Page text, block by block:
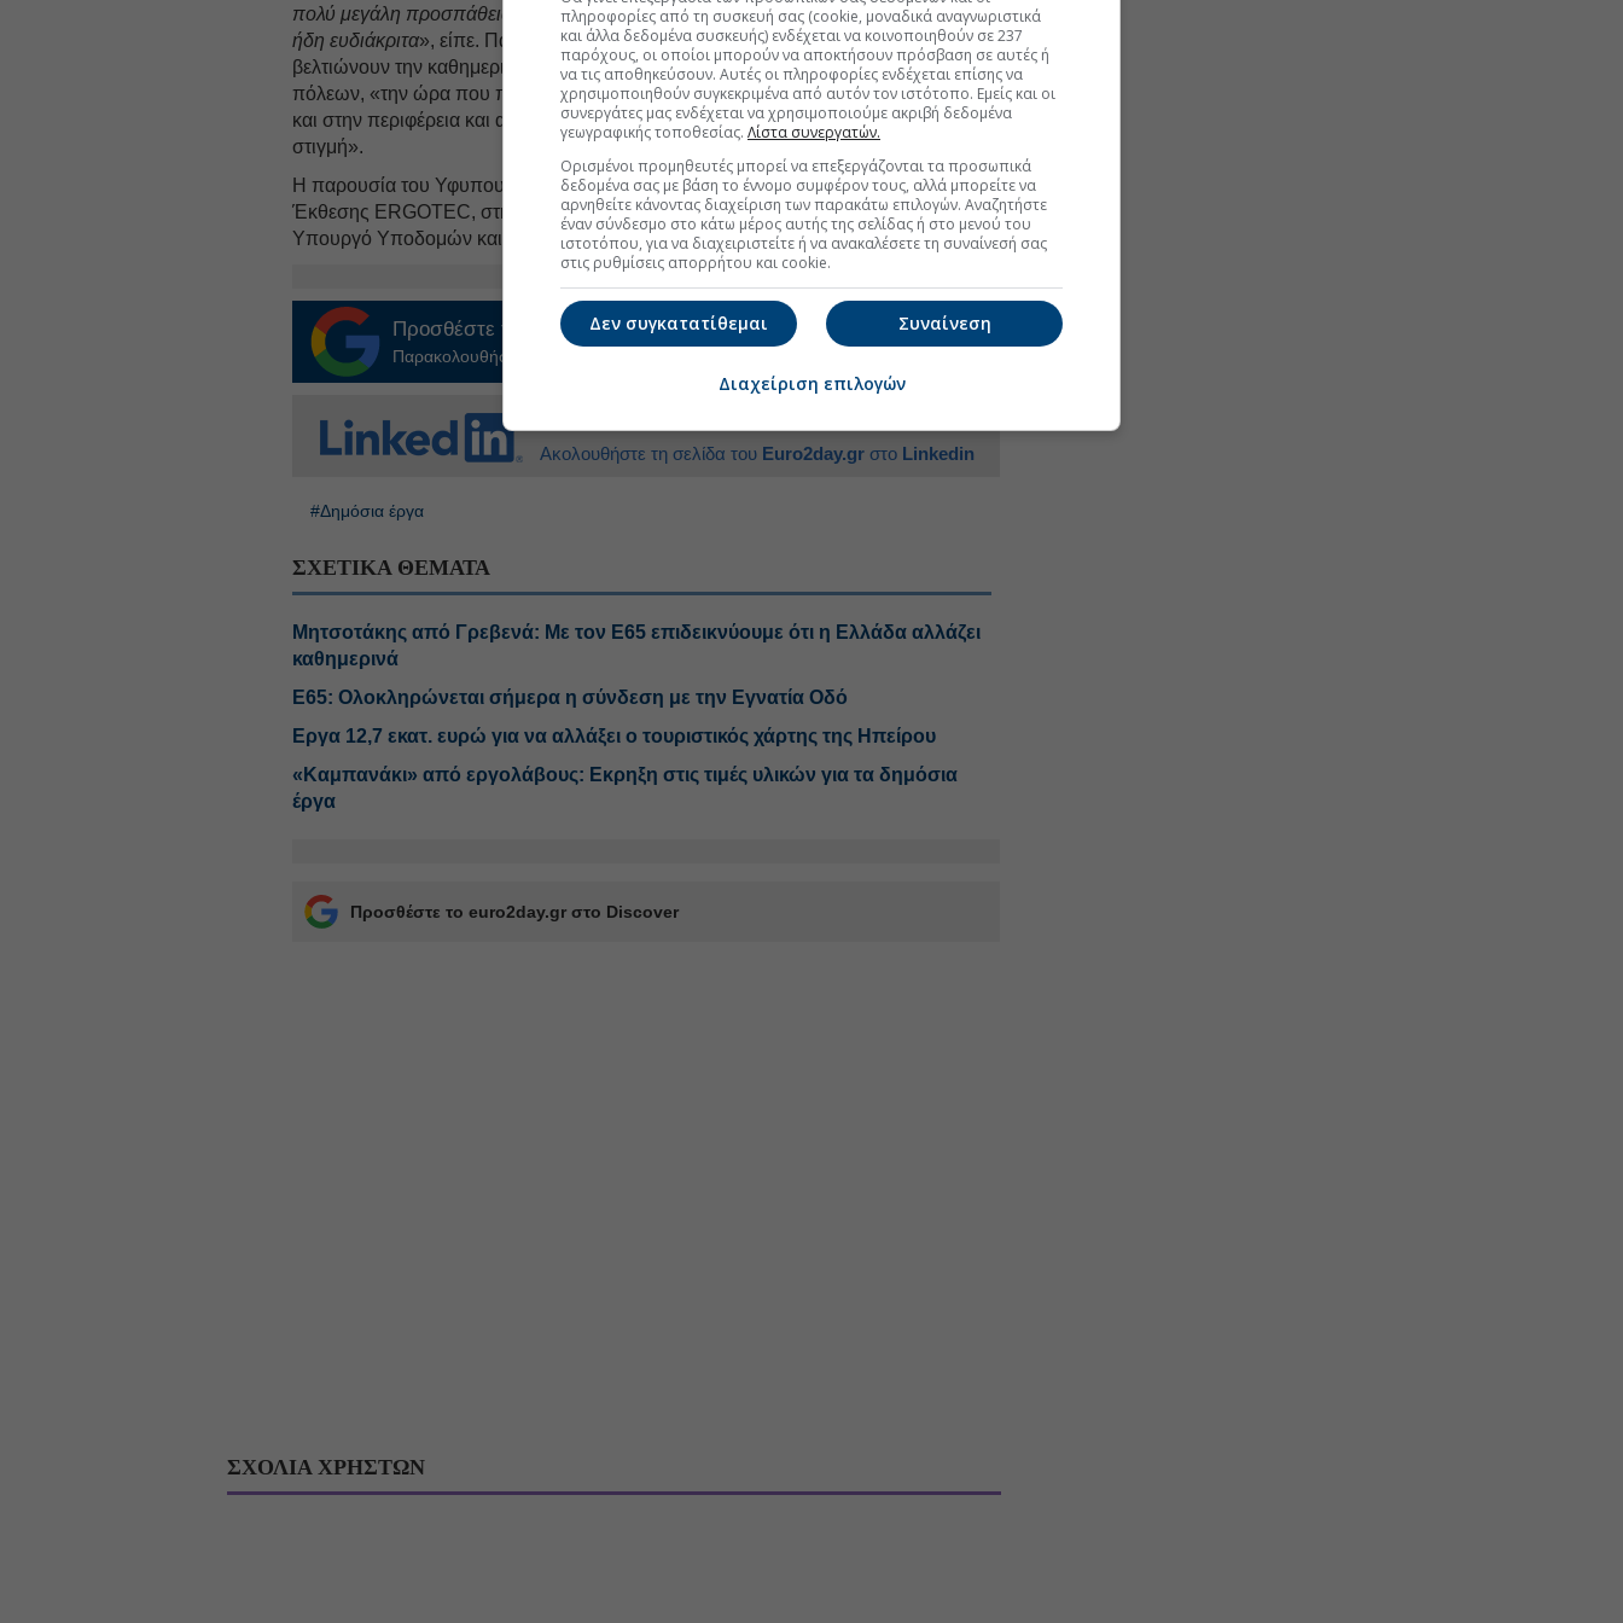
πολύ μεγάλη προσπάθεια προς την κατεύθυνση αυτή και τα αποτελέσματα είναι
ήδη ευδιάκριτα», είπε. Παράλληλα, τόνισε τη σημασία και άλλων επενδύσεων που
βελτιώνουν την καθημερινότητα των πολιτών, με επίκεντρο τη βιωσιμότητα των
πόλεων, «την ώρα που πρέπει να κρατήσουμε μια ισορροπία ανάμεσα στο κέντρο
και στην περιφέρεια και αυτό είναι η πιο δύσκολη άσκηση που έχουμε αυτή τη
στιγμή».
Η παρουσία του Υφυπουργού εντάσσεται στο πλαίσιο της δεύτερης ημέρας της
Έκθεσης ERGOTEC, στην εναρκτήρια εκδήλωση της οποίας παρέστη μαζί με τον
Υπουργό Υποδομών και Μεταφορών Χρίστο Δήμα, απευθύνοντας χαιρετισμό.
Προσθέστε το Euro2day.grστοGoogle Discover!
Παρακολουθήστε τις εξελίξεις με την υπογραφη εγκυρότητας του Euro2day.gr
Ακολουθήστε τη σελίδα του Euro2day.gr στο Linkedin
#Δημόσια έργα
ΣΧΕΤΙΚΑ ΘΕΜΑΤΑ
Μητσοτάκης από Γρεβενά: Με τον Ε65 επιδεικνύουμε ότι η Ελλάδα αλλάζει
καθημερινά
Ε65: Ολοκληρώνεται σήμερα η σύνδεση με την Εγνατία Οδό
Εργα 12,7 εκατ. ευρώ για να αλλάξει ο τουριστικός χάρτης της Ηπείρου
«Καμπανάκι» από εργολάβους: Εκρηξη στις τιμές υλικών για τα δημόσια
έργα
Προσθέστε το euro2day.gr στο Discover
ΣΧΟΛΙΑ ΧΡΗΣΤΩΝ
πληροφορίες από τη συσκευή σας (cookie, μοναδικά αναγνωριστικά
και άλλα δεδομένα συσκευής) ενδέχεται να κοινοποιηθούν σε 237
παρόχους, οι οποίοι μπορούν να αποκτήσουν πρόσβαση σε αυτές ή
να τις αποθηκεύσουν. Αυτές οι πληροφορίες ενδέχεται επίσης να
χρησιμοποιηθούν συγκεκριμένα από αυτόν τον ιστότοπο. Εμείς και οι
συνεργάτες μας ενδέχεται να χρησιμοποιούμε ακριβή δεδομένα
γεωγραφικής τοποθεσίας. Λίστα συνεργατών.
Ορισμένοι προμηθευτές μπορεί να επεξεργάζονται τα προσωπικά
δεδομένα σας με βάση το έννομο συμφέρον τους, αλλά μπορείτε να
αρνηθείτε κάνοντας διαχείριση των παρακάτω επιλογών. Αναζητήστε
έναν σύνδεσμο στο κάτω μέρος αυτής της σελίδας ή στο μενού του
ιστοτόπου, για να διαχειριστείτε ή να ανακαλέσετε τη συναίνεσή σας
στις ρυθμίσεις απορρήτου και cookie.
Συναίνεση
Δεν συγκατατίθεμαι
Διαχείριση επιλογών